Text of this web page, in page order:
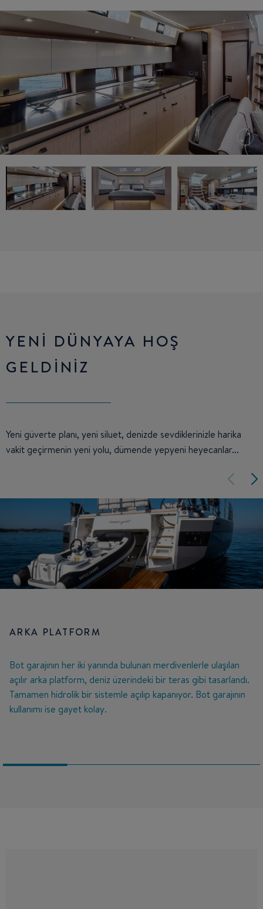
YENİ DÜNYAYA HOŞ
GELDİNİZ
Yeni güverte planı, yeni siluet, denizde sevdiklerinizle harika
vakit geçirmenin yeni yolu, dümende yepyeni heyecanlar...
ARKA PLATFORM
Bot garajının her iki yanında bulunan merdivenlerle ulaşılan
açılır arka platform, deniz üzerindeki bir teras gibi tasarlandı.
Tamamen hidrolik bir sistemle açılıp kapanıyor. Bot garajının
kullanımı ise gayet kolay.